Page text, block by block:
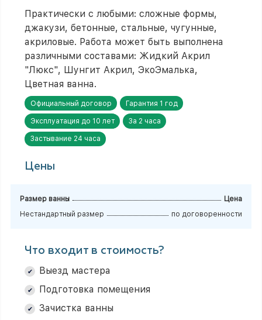
Практически с любыми: сложные формы,
джакузи, бетонные, стальные, чугунные,
акриловые. Работа может быть выполнена
различными составами: Жидкий Акрил
"Люкс", Шунгит Акрил, ЭкоЭмалька,
Цветная ванна.
Официальный договор Гарантия 1 год
Эксплуатация до 10 лет За 2 часа
Застывание 24 часа
Цены
Размер ванны
Цена
Нестандартный размер
по договоренности
Что входит в стоимость?
Выезд мастера
Подготовка помещения
Зачистка ванны